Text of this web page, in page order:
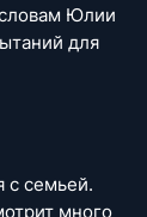
Юлии
для
с семьей.
много